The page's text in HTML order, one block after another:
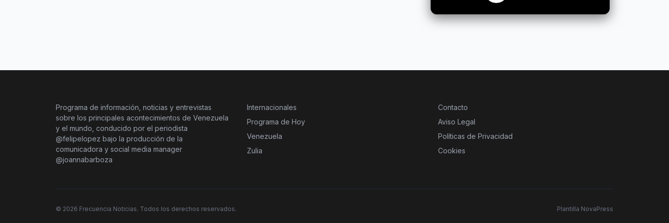
Programa de información, noticias y entrevistas
sobre los principales acontecimientos de Venezuela
y el mundo, conducido por el periodista
@felipelopez bajo la producción de la
comunicadora y social media manager
@joannabarboza
Internacionales
Programa de Hoy
Venezuela
Zulia
Contacto
Aviso Legal
Políticas de Privacidad
Cookies
© 2026 Frecuencia Noticias. Todos los derechos reservados. Plantilla NovaPress